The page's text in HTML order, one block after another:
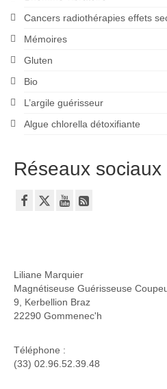
Cancers radiothérapies effets
Mémoires
Gluten
Bio
L’argile guérisseur
Algue chlorella détoxifiante
Réseaux sociaux
Liliane Marquier
Magnétiseuse Guérisseuse
9, Kerbellion Braz
22290 Gommenec'h
Téléphone :
(33) 02.96.52.39.48